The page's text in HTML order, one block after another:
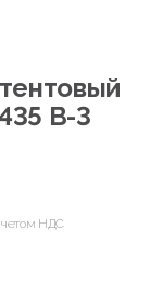
В-3
НДС